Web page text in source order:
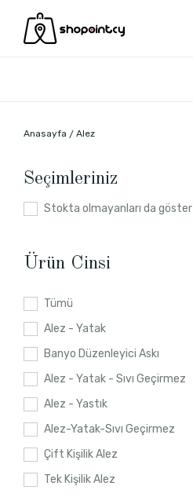
Anasayfa Alez
Seçimleriniz
Stokta olmayanları da göster
Ürün Cinsi
Tümü
Alez - Yatak
Banyo Düzenleyici Askı
Alez - Yatak - Sıvı Geçirmez
Alez - Yastık
Alez-Yatak-Sıvı Geçirmez
Çift Kişilik Alez
Tek Kişilik Alez